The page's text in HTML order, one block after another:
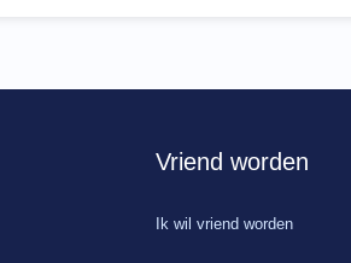
Vriend worden
Ik wil vriend worden